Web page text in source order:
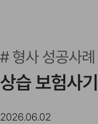
형사 성공사례
상습 보험사
2026.06.02